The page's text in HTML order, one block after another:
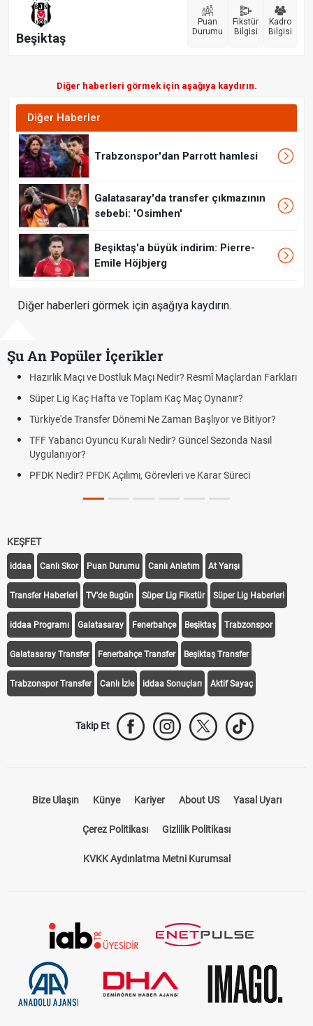
Beşiktaş
Puan
Durumu
Fikstür
Bilgisi
Kadro
Bilgisi
Diğer haberleri görmek için aşağıya kaydırın.
Diğer Haberler
Trabzonspor'dan Parrott hamlesi
Galatasaray'da transfer çıkmazının
sebebi: 'Osimhen'
Beşiktaş'a büyük indirim: Pierre-
Emile Höjbjerg
Diğer haberleri görmek için aşağıya kaydırın.
Şu An Popüler İçerikler
Hazırlık Maçı ve Dostluk Maçı Nedir? Resmî Maçlardan Farkları
Süper Lig Kaç Hafta ve Toplam Kaç Maç Oynanır?
Türkiye'de Transfer Dönemi Ne Zaman Başlıyor ve Bitiyor?
TFF Yabancı Oyuncu Kuralı Nedir? Güncel Sezonda Nasıl
Uygulanıyor?
PFDK Nedir? PFDK Açılımı, Görevleri ve Karar Süreci
KEŞFET
iddaa Canlı Skor Puan Durumu Canlı Anlatım At Yarışı
Transfer Haberleri TV'de Bugün Süper Lig Fikstür Süper Lig Haberleri
iddaa Programı Galatasaray Fenerbahçe Beşiktaş Trabzonspor
Galatasaray Transfer Fenerbahçe Transfer Beşiktaş Transfer
Trabzonspor Transfer Canlı İzle iddaa Sonuçları Aktif Sayaç
Takip Et
Bize Ulaşın Künye Kariyer About US Yasal Uyarı
Çerez Politikası Gizlilik Politikası
KVKK Aydınlatma Metni Kurumsal